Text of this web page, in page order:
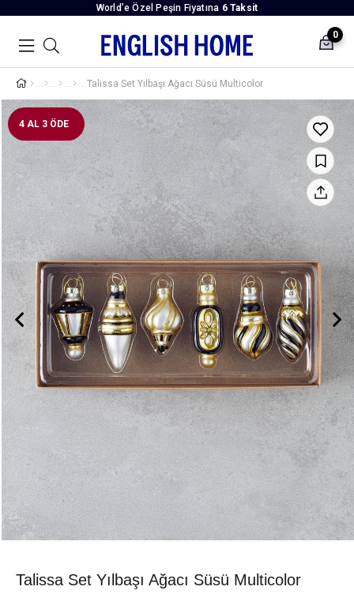
World’e Özel Peşin Fiyatına 6 Taksit
0
Talissa Set Yılbaşı Ağacı Süsü Multicolor
4 AL 3 ÖDE
Talissa Set Yılbaşı Ağacı Süsü Multicolor